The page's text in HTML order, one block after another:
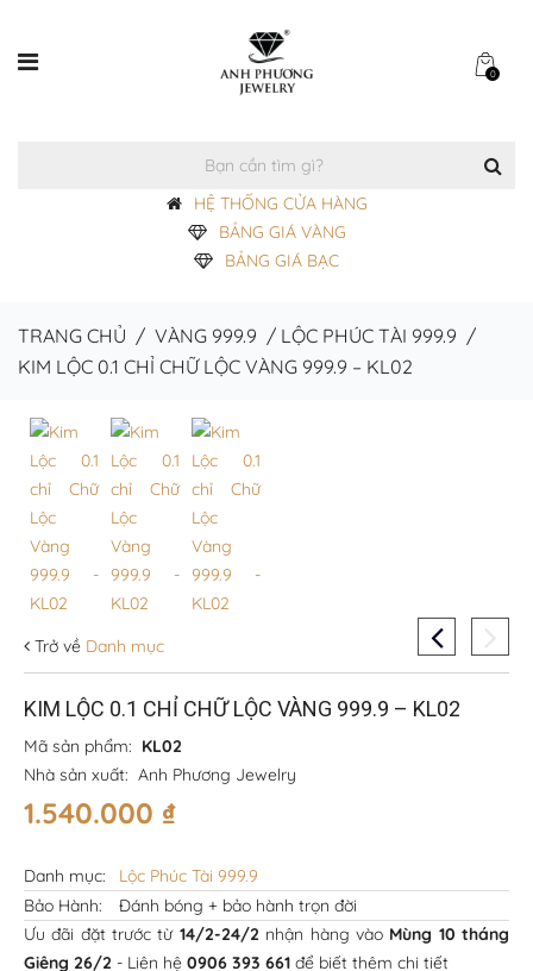
0
HỆ THỐNG CỬA HÀNG
BẢNG GIÁ VÀNG
BẢNG GIÁ BẠC
TRANG CHỦ / VÀNG 999.9 / LỘC PHÚC TÀI 999.9 /
KIM LỘC 0.1 CHỈ CHỮ LỘC VÀNG 999.9 – KL02
Trở về Danh mục
KIM LỘC 0.1 CHỈ CHỮ LỘC VÀNG 999.9 – KL02
Mã sản phẩm: KL02
Nhà sản xuất: Anh Phương Jewelry
1.540.000 ₫
Danh mục:
Lộc Phúc Tài 999.9
Bảo Hành:
Đánh bóng + bảo hành trọn đời
Ưu đãi đặt trước từ 14/2-24/2 nhận hàng vào Mùng 10 tháng
Giêng 26/2 - Liên hệ 0906 393 661 để biết thêm chi tiết